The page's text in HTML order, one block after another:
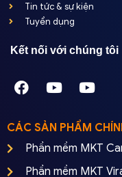
Tin tức & sự kiện
Tuyển dụng
Kết nối với chúng tôi
CÁC SẢN PHẨM
Phần mềm MKT
Phần mềm MKT